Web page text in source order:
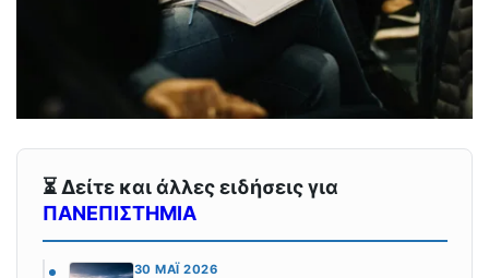
⏳ Δείτε και άλλες ειδήσεις για
ΠΑΝΕΠΙΣΤΗΜΙΑ
30 ΜΆΙ 2026